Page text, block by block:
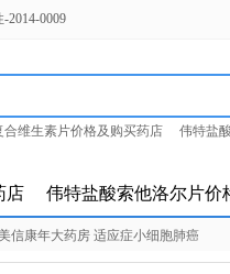
2014-0009
合维生素片价格及购买药店
伟特盐
店 伟特盐酸索他洛尔片价
信康年大药房 适应症小细胞肺癌